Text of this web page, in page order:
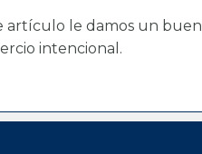
artículo le damos un buen
intencional.